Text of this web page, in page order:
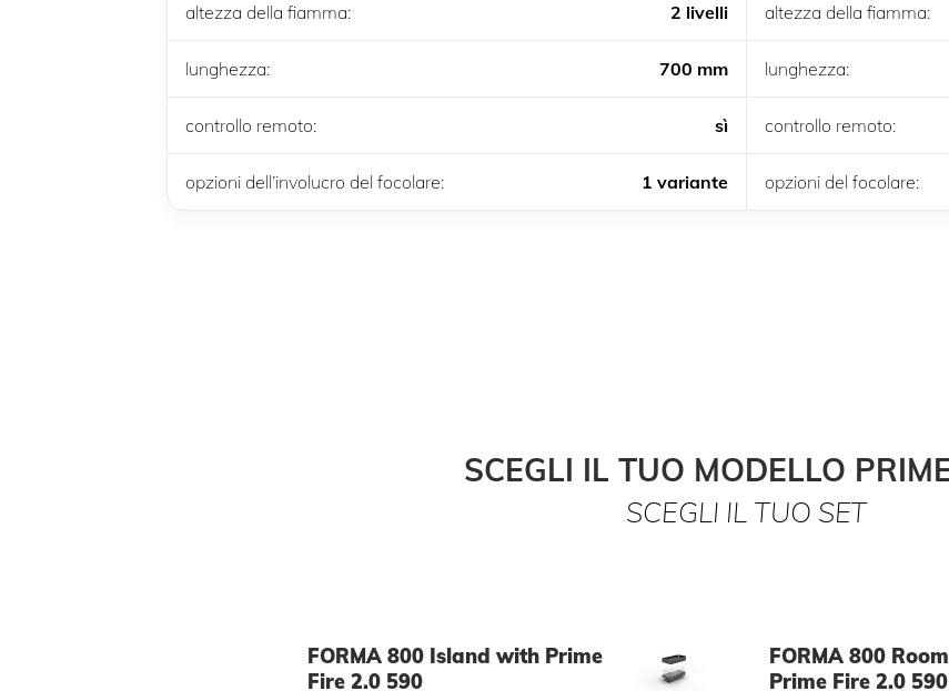
altezza della fiamma: 2 livelli
lunghezza: 700 mm
controllo remoto: sì
opzioni dell’involucro del focolare: 1 variante
altezza della fiamma:
lunghezza:
controllo remoto:
opzioni del focolare:
SCEGLI IL TUO MODELLO
SCEGLI IL TUO SET
FORMA 800 Island with Prime
Fire 2.0 590
FORMA 800
Prime Fire 2.0 590